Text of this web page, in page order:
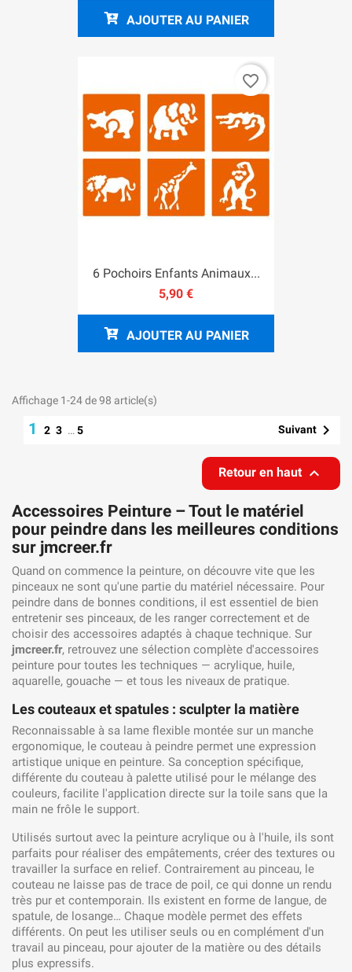
AJOUTER AU PANIER
6 Pochoirs Enfants Animaux...
5,90 €
AJOUTER AU PANIER
favorite_border
Affichage 1-24 de 98 article(s)
1 2 3 … 5 Suivant 
Retour en haut 
Accessoires Peinture – Tout le matériel
pour peindre dans les meilleures conditions
sur jmcreer.fr
Quand on commence la peinture, on découvre vite que les
pinceaux ne sont qu'une partie du matériel nécessaire. Pour
peindre dans de bonnes conditions, il est essentiel de bien
entretenir ses pinceaux, de les ranger correctement et de
choisir des accessoires adaptés à chaque technique. Sur
jmcreer.fr, retrouvez une sélection complète d'accessoires
peinture pour toutes les techniques — acrylique, huile,
aquarelle, gouache — et tous les niveaux de pratique.
Les couteaux et spatules : sculpter la matière
Reconnaissable à sa lame flexible montée sur un manche
ergonomique, le couteau à peindre permet une expression
artistique unique en peinture. Sa conception spécifique,
différente du couteau à palette utilisé pour le mélange des
couleurs, facilite l'application directe sur la toile sans que la
main ne frôle le support.
Utilisés surtout avec la peinture acrylique ou à l'huile, ils sont
parfaits pour réaliser des empâtements, créer des textures ou
travailler la surface en relief. Contrairement au pinceau, le
couteau ne laisse pas de trace de poil, ce qui donne un rendu
très pur et contemporain. Ils existent en forme de langue, de
spatule, de losange… Chaque modèle permet des effets
différents. On peut les utiliser seuls ou en complément d'un
travail au pinceau, pour ajouter de la matière ou des détails
plus expressifs.